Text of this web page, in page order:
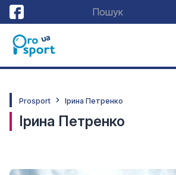
Prosport Ірина Петренко
Ірина Петренко